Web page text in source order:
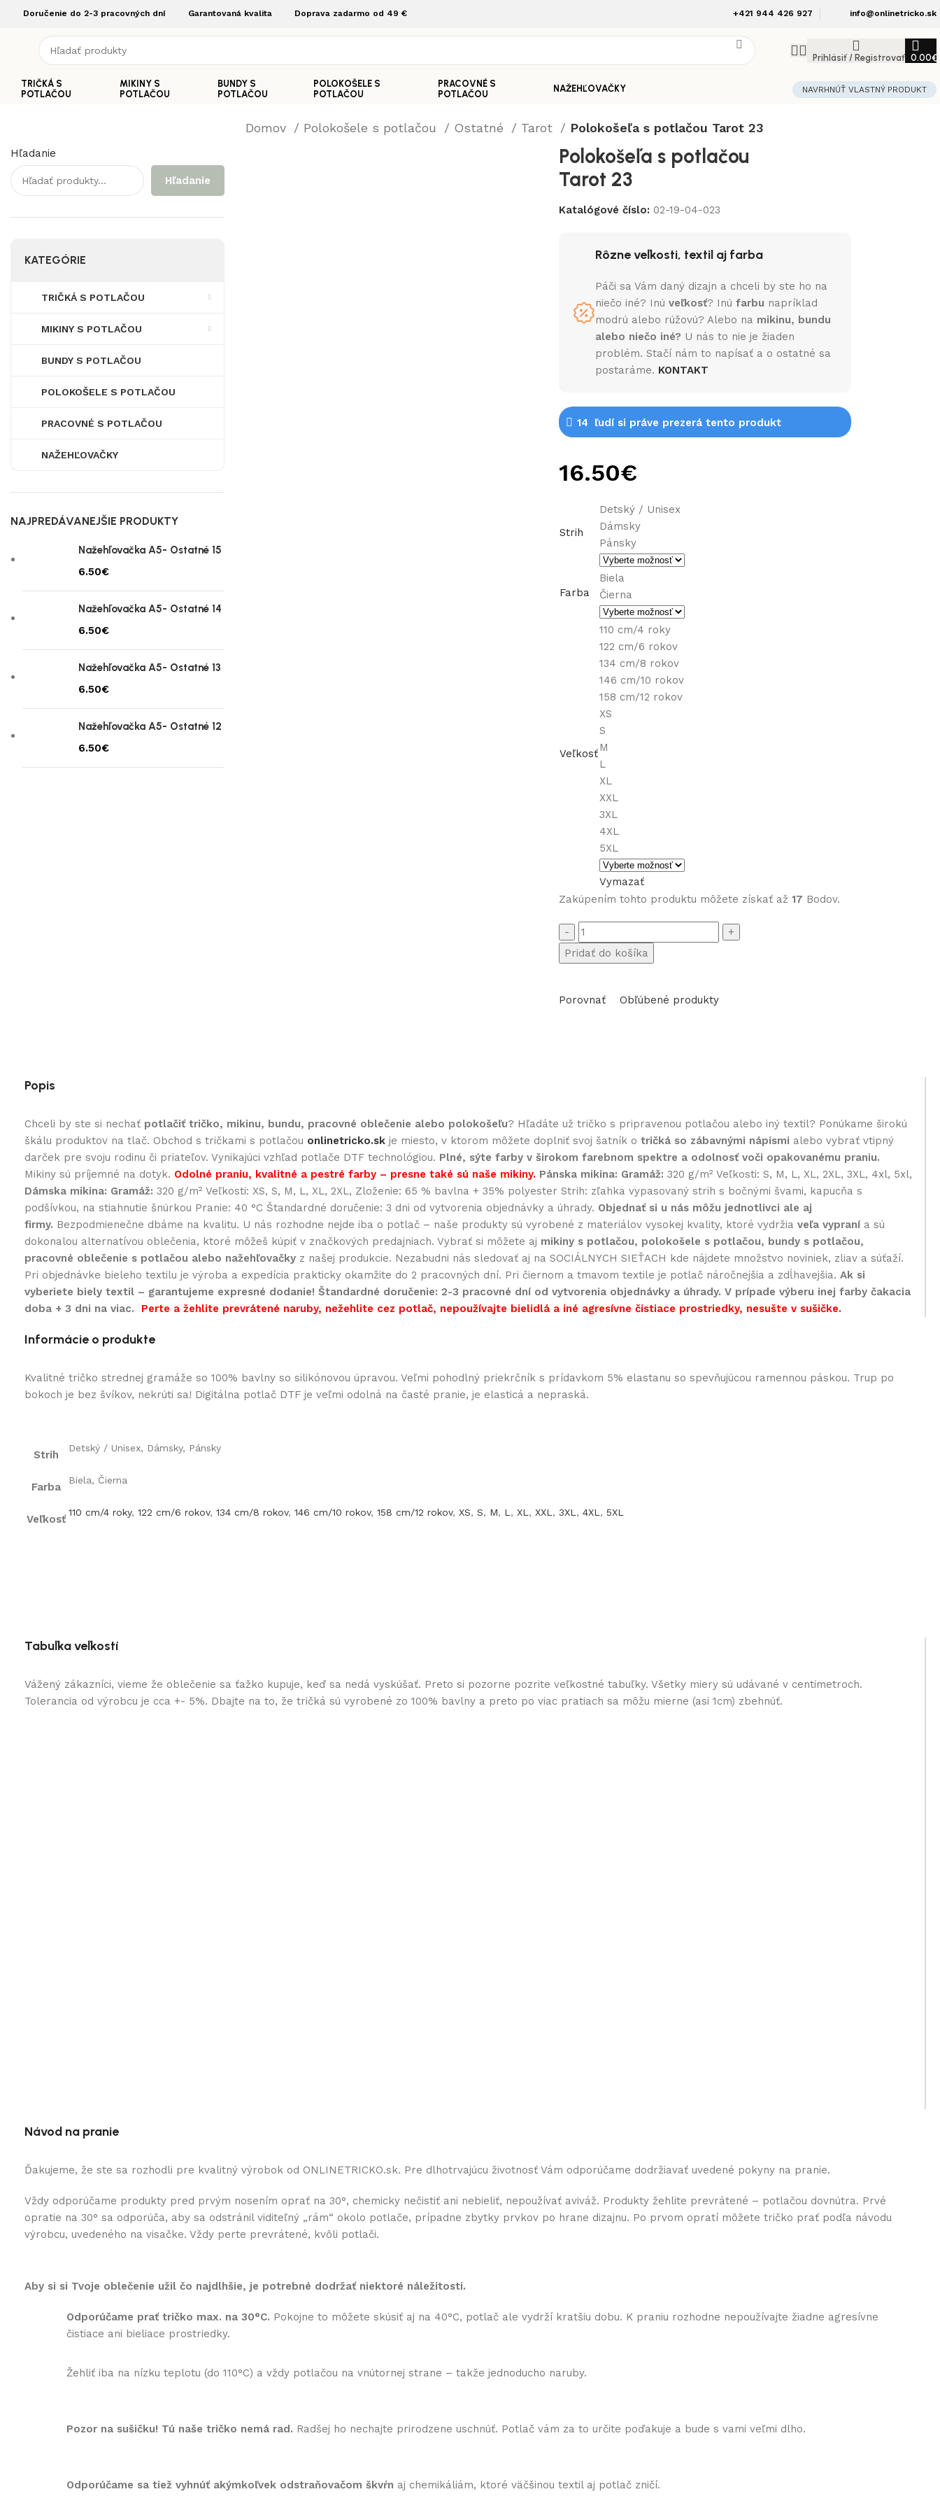
Doručenie do 2-3 pracovných dní Garantovaná kvalita Doprava zadarmo od 49 € +421 944 426 927 info@onlinetricko.sk
Prihlásiť / Registrovať 0.00€
TRIČKÁ S
POTLAČOU
MIKINY S
POTLAČOU
BUNDY S
POTLAČOU
POLOKOŠELE S
POTLAČOU
PRACOVNÉ S
POTLAČOU
NAŽEHĽOVAČKY NAVRHNÚŤ VLASTNÝ PRODUKT
Domov Polokošele s potlačou Ostatné Tarot Polokošeľa s potlačou Tarot 23
Hľadanie
Hľadanie
KATEGÓRIE
TRIČKÁ S POTLAČOU
MIKINY S POTLAČOU
BUNDY S POTLAČOU
POLOKOŠELE S POTLAČOU
PRACOVNÉ S POTLAČOU
NAŽEHĽOVAČKY
NAJPREDÁVANEJŠIE PRODUKTY
Nažehľovačka A5- Ostatné 15
€
Nažehľovačka A5- Ostatné 14
€
Nažehľovačka A5- Ostatné 13
€
Nažehľovačka A5- Ostatné 12
€
Polokošeľa s potlačou
Tarot 23
Katalógové číslo: 02-19-04-023
Rôzne veľkosti, textil aj farba
Páči sa Vám daný dizajn a chceli by ste ho na
niečo iné? Inú veľkosť? Inú farbu napríklad
modrú alebo rúžovú? Alebo na mikinu, bundu
alebo niečo iné? U nás to nie je žiaden
problém. Stačí nám to napísať a o ostatné sa
postaráme. KONTAKT
14 ľudí si práve prezerá tento produkt
€
Strih
Detský / Unisex
Dámsky
Pánsky
Farba
Biela
Čierna
Veľkosť
110 cm/4 roky
122 cm/6 rokov
134 cm/8 rokov
146 cm/10 rokov
158 cm/12 rokov
XS
S
M
L
XL
XXL
3XL
4XL
5XL
Vymazať
Zakúpením tohto produktu môžete získať až 17 Bodov.
množstvo
Polokošeľa
potlačou
Pridať do košíka
Porovnať Obľúbené produkty
Popis
Chceli by ste si nechať potlačiť tričko, mikinu, bundu, pracovné oblečenie alebo polokošeľu? Hľadáte už tričko s pripravenou potlačou alebo iný textil? Ponúkame širokú
škálu produktov na tlač. Obchod s tričkami s potlačou onlinetricko.sk je miesto, v ktorom môžete doplniť svoj šatník o tričká so zábavnými nápismi alebo vybrať vtipný
darček pre svoju rodinu či priateľov. Vynikajúci vzhľad potlače DTF technológiou. Plné, sýte farby v širokom farebnom spektre a odolnosť voči opakovanému praniu.
Mikiny sú príjemné na dotyk. Odolné praniu, kvalitné a pestré farby – presne také sú naše mikiny. Pánska mikina: Gramáž: 320 g/m² Veľkosti: S, M, L, XL, 2XL, 3XL, 4xl, 5xl,
Dámska mikina: Gramáž: 320 g/m² Veľkosti: XS, S, M, L, XL, 2XL, Zloženie: 65 % bavlna + 35% polyester Strih: zľahka vypasovaný strih s bočnými švami, kapucňa s
podšívkou, na stiahnutie šnúrkou Pranie: 40 °C Štandardné doručenie: 3 dni od vytvorenia objednávky a úhrady. Objednať si u nás môžu jednotlivci ale aj
firmy. Bezpodmienečne dbáme na kvalitu. U nás rozhodne nejde iba o potlač – naše produkty sú vyrobené z materiálov vysokej kvality, ktoré vydržia veľa vypraní a sú
dokonalou alternatívou oblečenia, ktoré môžeš kúpiť v značkových predajniach. Vybrať si môžete aj mikiny s potlačou, polokošele s potlačou, bundy s potlačou,
pracovné oblečenie s potlačou alebo nažehľovačky z našej produkcie. Nezabudni nás sledovať aj na SOCIÁLNYCH SIEŤACH kde nájdete množstvo noviniek, zliav a súťaží.
Pri objednávke bieleho textilu je výroba a expedícia prakticky okamžite do 2 pracovných dní. Pri čiernom a tmavom textile je potlač náročnejšia a zdĺhavejšia. Ak si
vyberiete biely textil – garantujeme expresné dodanie! Štandardné doručenie: 2-3 pracovné dní od vytvorenia objednávky a úhrady. V prípade výberu inej farby čakacia
doba + 3 dni na viac.
Perte a žehlite prevrátené naruby, nežehlite cez potlač, nepoužívajte bielidlá a iné agresívne čistiace prostriedky, nesušte v sušičke.
Informácie o produkte
Kvalitné tričko strednej gramáže so 100% bavlny so silikónovou úpravou. Veľmi pohodlný priekrčník s prídavkom 5% elastanu so spevňujúcou ramennou páskou. Trup po
bokoch je bez švíkov, nekrúti sa! Digitálna potlač DTF je veľmi odolná na časté pranie, je elasticá a nepraská.
Strih
Detský / Unisex, Dámsky, Pánsky
Farba
Biela, Čierna
Veľkosť
110 cm/4 roky, 122 cm/6 rokov, 134 cm/8 rokov, 146 cm/10 rokov, 158 cm/12 rokov, XS, S, M, L , XL , XXL , 3XL , 4XL , 5XL
Tabuľka veľkostí
Vážený zákazníci, vieme že oblečenie sa ťažko kupuje, keď sa nedá vyskúšať. Preto si pozorne pozrite veľkostné tabuľky. Všetky miery sú udávané v centimetroch.
Tolerancia od výrobcu je cca +- 5%. Dbajte na to, že tričká sú vyrobené zo 100% bavlny a preto po viac pratiach sa môžu mierne (asi 1cm) zbehnúť.
Návod na pranie
Ďakujeme, že ste sa rozhodli pre kvalitný výrobok od ONLINETRICKO.sk. Pre dlhotrvajúcu životnosť Vám odporúčame dodržiavať uvedené pokyny na pranie.
Vždy odporúčame produkty pred prvým nosením oprať na 30°, chemicky nečistiť ani nebieliť, nepoužívať aviváž. Produkty žehlite prevrátené – potlačou dovnútra. Prvé
opratie na 30° sa odporúča, aby sa odstránil viditeľný „rám“ okolo potlače, prípadne zbytky prvkov po hrane dizajnu. Po prvom opratí môžete tričko prať podľa návodu
výrobcu, uvedeného na visačke. Vždy perte prevrátené, kvôli potlači.
Aby si si Tvoje oblečenie užil čo najdlhšie, je potrebné dodržať niektoré náležitosti.
Odporúčame prať tričko max. na 30°C. Pokojne to môžete skúsiť aj na 40°C, potlač ale vydrží kratšiu dobu. K praniu rozhodne nepoužívajte žiadne agresívne
čistiace ani bieliace prostriedky.
Žehliť iba na nízku teplotu (do 110°C) a vždy potlačou na vnútornej strane – takže jednoducho naruby.
Pozor na sušičku! Tú naše tričko nemá rad. Radšej ho nechajte prirodzene uschnúť. Potlač vám za to určite poďakuje a bude s vami veľmi dlho.
Odporúčame sa tiež vyhnúť akýmkoľvek odstraňovačom škvŕn aj chemikáliám, ktoré väčšinou textil aj potlač zničí.